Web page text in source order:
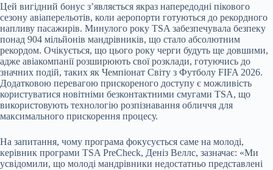
Цей вигідний бонус з’являється якраз напередодні пікового
сезону авіаперельотів, коли аеропорти готуються до рекордного
напливу пасажирів. Минулого року TSA забезпечувала безпеку
понад 904 мільйонів мандрівників, що стало абсолютним
рекордом. Очікується, що цього року черги будуть ще довшими,
адже авіакомпанії розширюють свої розклади, готуючись до
значних подій, таких як Чемпіонат Світу з Футболу FIFA 2026.
Додатковою перевагою прискореного доступу є можливість
користуватися новітніми безконтактними смугами TSA, що
використовують технологію розпізнавання обличчя для
максимального прискорення процесу.
На запитання, чому програма фокусується саме на молоді,
керівник програми TSA PreCheck, Деніз Веллс, зазначає: «Ми
усвідомили, що молоді мандрівники недостатньо представлені